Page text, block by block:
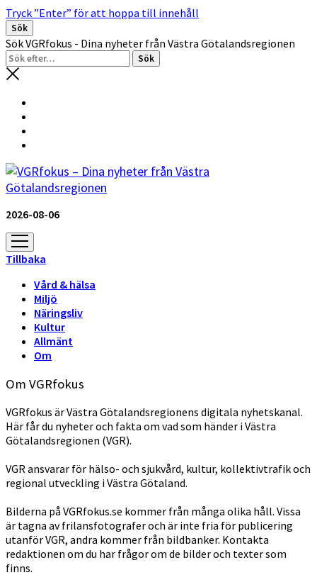
Tryck ”Enter” för att hoppa till innehåll
Sök
Sök VGRfokus - Dina nyheter från Västra Götalandsregionen
2026-08-06
öppna
meny
Tillbaka
Vård & hälsa
Miljö
Näringsliv
Kultur
Allmänt
Om
Om VGRfokus
VGRfokus är Västra Götalandsregionens digitala nyhetskanal.
Här får du nyheter och fakta om vad som händer i Västra
Götalandsregionen (VGR).
VGR ansvarar för hälso- och sjukvård, kultur, kollektivtrafik och
regional utveckling i Västra Götaland.
Bilderna på VGRfokus.se kommer från många olika håll. Vissa
är tagna av frilansfotografer och är inte fria för publicering
utanför VGR, andra kommer från bildbanker. Kontakta
redaktionen om du har frågor om de bilder och texter som
finns.